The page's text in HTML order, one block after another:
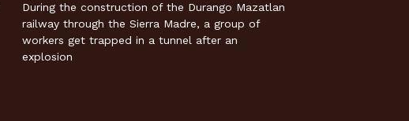
During the construction of the Durango Mazatlan
railway through the Sierra Madre, a group of
workers get trapped in a tunnel after an
explosion